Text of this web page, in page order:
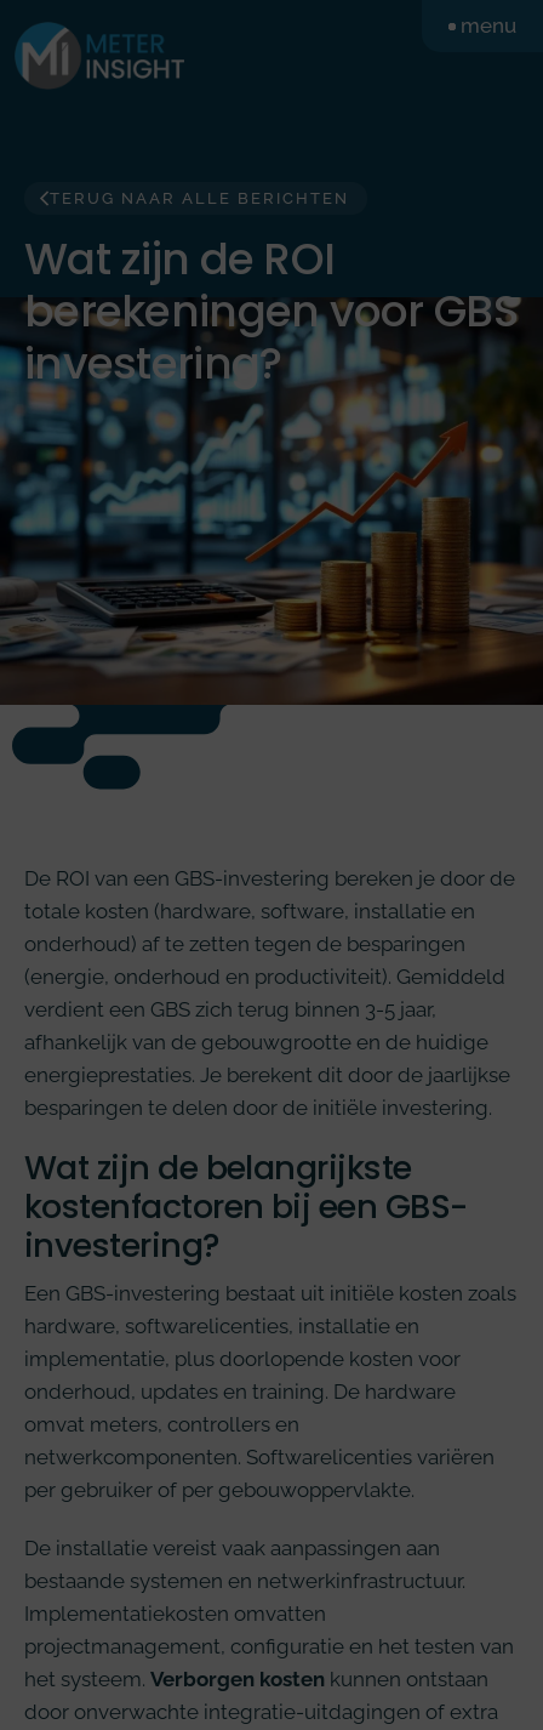
naar
de
menu
TERUG NAAR ALLE BERICHTEN
Wat zijn de ROI
berekeningen voor GBS
investering?
De ROI van een GBS-investering bereken je door de
totale kosten (hardware, software, installatie en
onderhoud) af te zetten tegen de besparingen
(energie, onderhoud en productiviteit). Gemiddeld
verdient een GBS zich terug binnen 3-5 jaar,
afhankelijk van de gebouwgrootte en de huidige
energieprestaties. Je berekent dit door de jaarlijkse
besparingen te delen door de initiële investering.
Wat zijn de belangrijkste
kostenfactoren bij een GBS-
investering?
Een GBS-investering bestaat uit initiële kosten zoals
hardware, softwarelicenties, installatie en
implementatie, plus doorlopende kosten voor
onderhoud, updates en training. De hardware
omvat meters, controllers en
netwerkcomponenten. Softwarelicenties variëren
per gebruiker of per gebouwoppervlakte.
De installatie vereist vaak aanpassingen aan
bestaande systemen en netwerkinfrastructuur.
Implementatiekosten omvatten
projectmanagement, configuratie en het testen van
het systeem. Verborgen kosten kunnen ontstaan
door onverwachte integratie-uitdagingen of extra